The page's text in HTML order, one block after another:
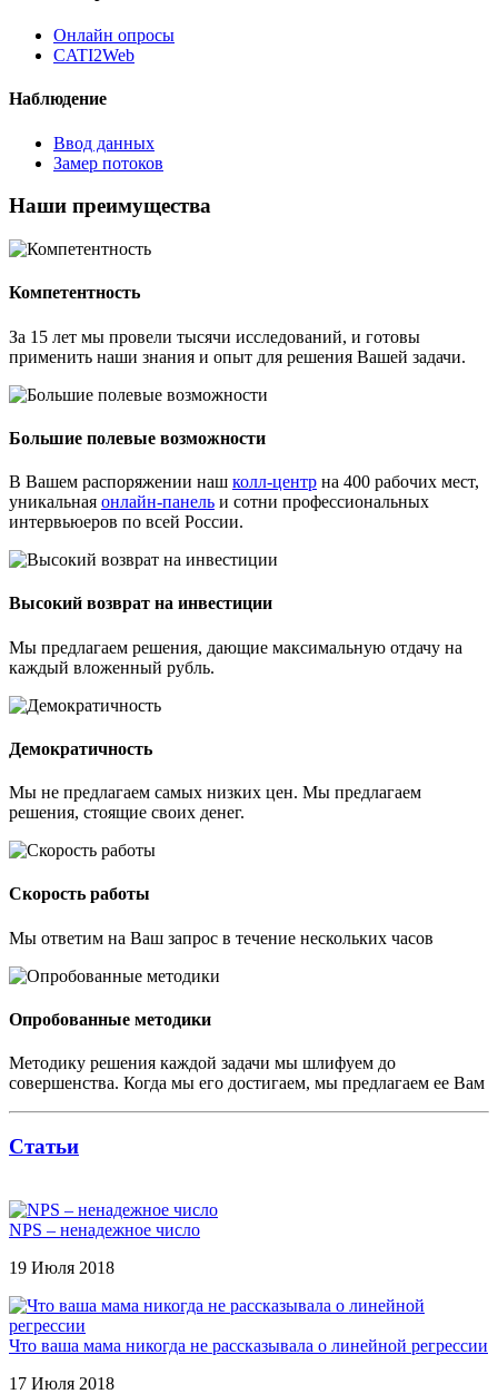
Онлайн опросы
CATI2Web
Наблюдение
Ввод данных
Замер потоков
Наши преимущества
Компетентность
За 15 лет мы провели тысячи исследований, и готовы
применить наши знания и опыт для решения Вашей задачи.
Большие полевые возможности
В Вашем распоряжении наш колл-центр на 400 рабочих мест,
уникальная онлайн-панель и сотни профессиональных
интервьюеров по всей России.
Высокий возврат на инвестиции
Мы предлагаем решения, дающие максимальную отдачу на
каждый вложенный рубль.
Демократичность
Мы не предлагаем самых низких цен. Мы предлагаем
решения, стоящие своих денег.
Скорость работы
Мы ответим на Ваш запрос в течение нескольких часов
Опробованные методики
Методику решения каждой задачи мы шлифуем до
совершенства. Когда мы его достигаем, мы предлагаем ее Вам
Статьи
NPS – ненадежное число
19 Июля 2018
Что ваша мама никогда не рассказывала о линейной регрессии
17 Июля 2018